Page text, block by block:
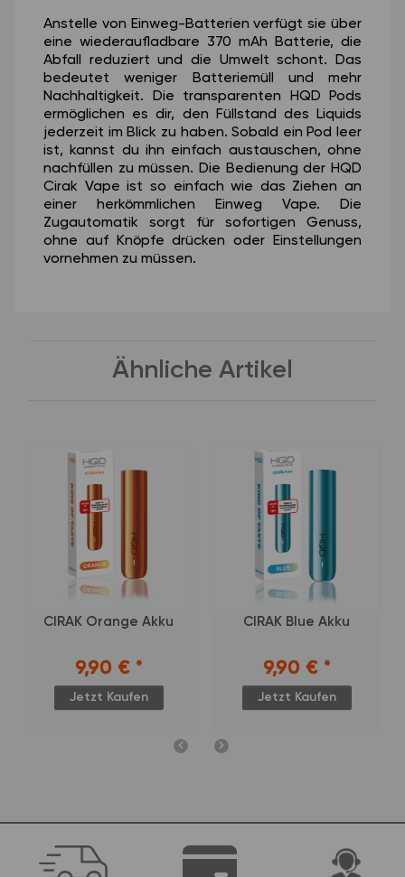
Anstelle von Einweg-Batterien verfügt sie über
eine wiederaufladbare 370 mAh Batterie, die
Abfall reduziert und die Umwelt schont. Das
bedeutet weniger Batteriemüll und mehr
Nachhaltigkeit. Die transparenten HQD Pods
ermöglichen es dir, den Füllstand des Liquids
jederzeit im Blick zu haben. Sobald ein Pod leer
ist, kannst du ihn einfach austauschen, ohne
nachfüllen zu müssen. Die Bedienung der HQD
Cirak Vape ist so einfach wie das Ziehen an
einer herkömmlichen Einweg Vape. Die
Zugautomatik sorgt für sofortigen Genuss,
ohne auf Knöpfe drücken oder Einstellungen
vornehmen zu müssen.
Ähnliche Artikel
CIRAK Orange Akku
9,90 € *
Jetzt Kaufen
CIRAK Blue Akku
9,90 € *
Jetzt Kaufen